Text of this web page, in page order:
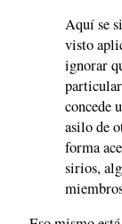
Aquí se
visto
ignorar
concede
asilo de
forma
sirios,